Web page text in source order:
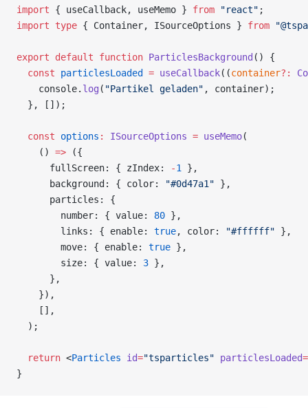
import { useCallback, useMemo } from "react" ;
import type { Container, ISourceOptions } from
export default function ParticlesBackground () {
  const
particlesLoaded = useCallback((container?:
    console.
log ( "Partikel geladen" , container);
  }, []);
  const
options : ISourceOptions = useMemo(
    ()
=> ({
      fullScreen: { zIndex:
-1
},
      background: { color:
"#0d47a1" },
      particles: {
        number: { value:
80 },
        links: { enable:
true, color: "#ffffff" },
        move: { enable:
true },
        size: { value:
3 },
      },
    }),
    [],
  );
  return
<Particles id="tsparticles" particlesLoaded=
}